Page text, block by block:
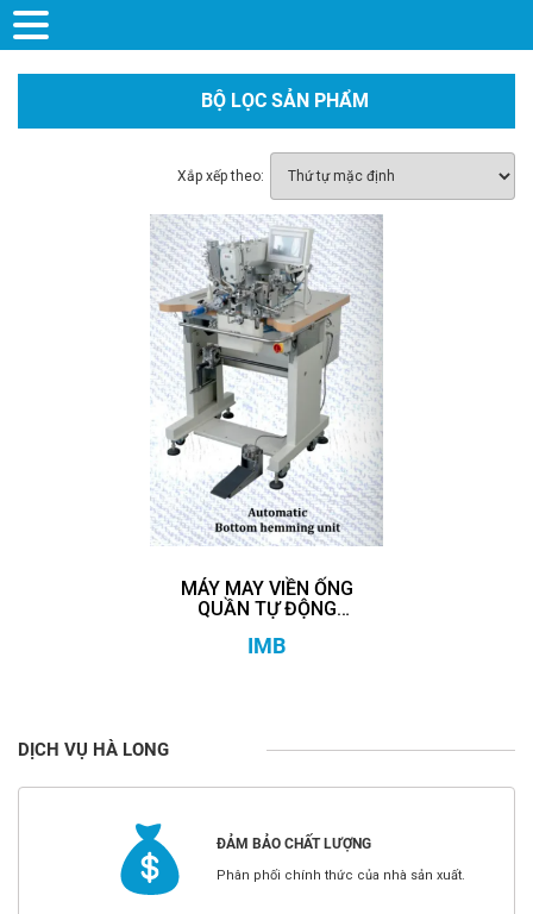
BỘ LỌC SẢN PHẨM
Xắp xếp theo:
MÁY MAY VIỀN ỐNG
QUẦN TỰ ĐỘNG
IMB
DỊCH VỤ HÀ LONG
ĐẢM BẢO CHẤT LƯỢNG
Phân phối chính thức của nhà sản xuất.